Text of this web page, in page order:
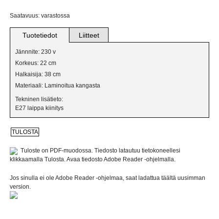
BILJARDIVALAISIMET
IKKUNAVALAISIMET
KANGASVALAISIMET
KRISTALLIVALAISIMET
KRUUNUT
LATTIAVALAISIMET
PLAFONDIT
Saatavuus: varastossa
Tuotetiedot Liitteet
Jännnite: 230 v
Korkeus: 22 cm
Halkaisija: 38 cm
Materiaali: Laminoitua kangasta
Tekninen lisätieto:
E27 laippa kiinitys
Tuloste on PDF-muodossa. Tiedosto latautuu tietokoneellesi
klikkaamalla Tulosta. Avaa tiedosto Adobe Reader -ohjelmalla.
Jos sinulla ei ole Adobe Reader -ohjelmaa, saat ladattua täältä uusimman
version.